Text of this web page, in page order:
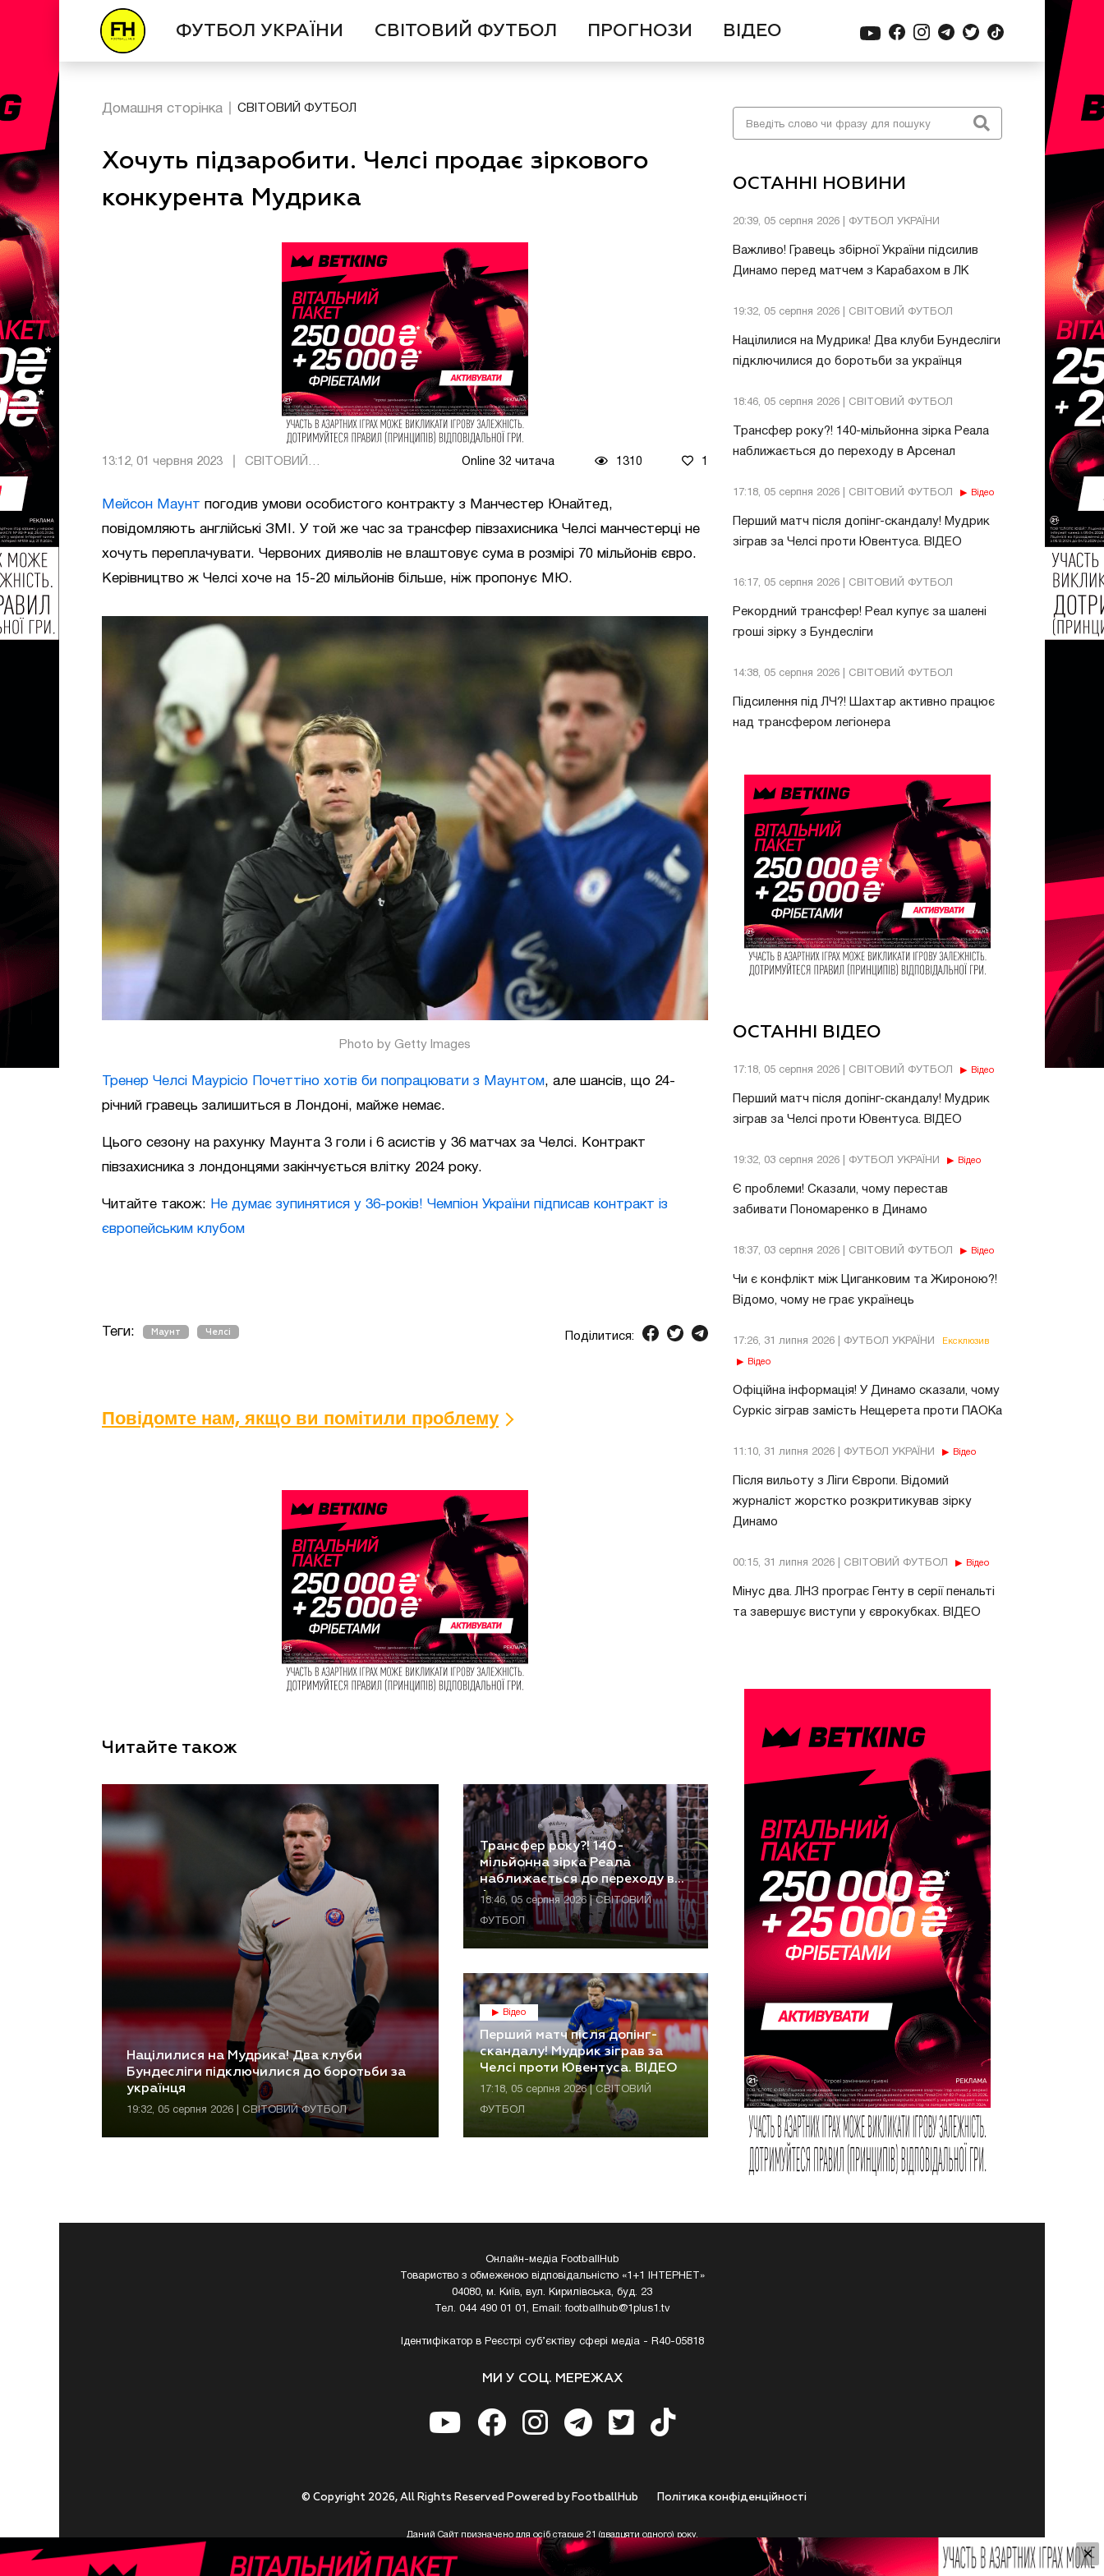
ФУТБОЛ УКРАЇНИ СВІТОВИЙ ФУТБОЛ ПРОГНОЗИ ВІДЕО
ОСТАННІ НОВИНИ
20:39, 05 серпня 2026 | ФУТБОЛ УКРАЇНИ
Важливо! Гравець збірної України підсилив
Динамо перед матчем з Карабахом в ЛК
19:32, 05 серпня 2026 | СВІТОВИЙ ФУТБОЛ
Націлилися на Мудрика! Два клуби Бундесліги
підключилися до боротьби за українця
18:46, 05 серпня 2026 | СВІТОВИЙ ФУТБОЛ
Трансфер року?! 140-мільйонна зірка Реала
наближається до переходу в Арсенал
17:18, 05 серпня 2026 | СВІТОВИЙ ФУТБОЛ Відео
Перший матч після допінг-скандалу! Мудрик
зіграв за Челсі проти Ювентуса. ВІДЕО
16:17, 05 серпня 2026 | СВІТОВИЙ ФУТБОЛ
Рекордний трансфер! Реал купує за шалені
гроші зірку з Бундесліги
14:38, 05 серпня 2026 | СВІТОВИЙ ФУТБОЛ
Підсилення під ЛЧ?! Шахтар активно працює
над трансфером легіонера
ОСТАННІ ВІДЕО
17:18, 05 серпня 2026 | СВІТОВИЙ ФУТБОЛ Відео
Перший матч після допінг-скандалу! Мудрик
зіграв за Челсі проти Ювентуса. ВІДЕО
19:32, 03 серпня 2026 | ФУТБОЛ УКРАЇНИ Відео
Є проблеми! Сказали, чому перестав
забивати Пономаренко в Динамо
18:37, 03 серпня 2026 | СВІТОВИЙ ФУТБОЛ Відео
Чи є конфлікт між Циганковим та Жироною?!
Відомо, чому не грає українець
17:26, 31 липня 2026 | ФУТБОЛ УКРАЇНИ Ексклюзив
Відео
Офіційна інформація! У Динамо сказали, чому
Суркіс зіграв замість Нещерета проти ПАОКа
11:10, 31 липня 2026 | ФУТБОЛ УКРАЇНИ Відео
Після вильоту з Ліги Європи. Відомий
журналіст жорстко розкритикував зірку
Динамо
00:15, 31 липня 2026 | СВІТОВИЙ ФУТБОЛ Відео
Мінус два. ЛНЗ програє Генту в серії пенальті
та завершує виступи у єврокубках. ВІДЕО
Домашня сторінка СВІТОВИЙ ФУТБОЛ
Хочуть підзаробити. Челсі продає зіркового
конкурента Мудрика
13:12, 01 червня 2023 Online 32 читача 1310 1
Мейсон Маунт погодив умови особистого контракту з Манчестер Юнайтед,
повідомляють англійські ЗМІ. У той же час за трансфер півзахисника Челсі манчестерці не
хочуть переплачувати. Червоних дияволів не влаштовує сума в розмірі 70 мільйонів євро.
Керівництво ж Челсі хоче на 15-20 мільйонів більше, ніж пропонує МЮ.
Photo by Getty Images
Тренер Челсі Маурісіо Почеттіно хотів би попрацювати з Маунтом, але шансів, що 24-
річний гравець залишиться в Лондоні, майже немає.
Цього сезону на рахунку Маунта 3 голи і 6 асистів у 36 матчах за Челсі. Контракт
півзахисника з лондонцями закінчується влітку 2024 року.
Читайте також: Не думає зупинятися у 36-років! Чемпіон України підписав контракт із
європейським клубом
Теги: Маунт Челсі Поділитися:
Повідомте нам, якщо ви помітили проблему
Читайте також
Націлилися на Мудрика! Два клуби
Бундесліги підключилися до боротьби за
українця
19:32, 05 серпня 2026 | СВІТОВИЙ ФУТБОЛ
Трансфер року?! 140-
мільйонна зірка Реала
наближається до переходу в
Арсенал
18:46, 05 серпня 2026 | СВІТОВИЙ
ФУТБОЛ
Відео
Перший матч після допінг-
скандалу! Мудрик зіграв за
Челсі проти Ювентуса. ВІДЕО
17:18, 05 серпня 2026 | СВІТОВИЙ
ФУТБОЛ
Онлайн-медіа FootballHub
Товариство з обмеженою відповідальністю «1+1 ІНТЕРНЕТ»
04080, м. Київ, вул. Кирилівська, буд. 23
Тел. 044 490 01 01, Email:footballhub@1plus1.tv
Ідентифікатор в Реєстрі суб’єктіву сфері медіа - R40-05818
МИ У СОЦ. МЕРЕЖАХ
Полiтика конфiденцiйностi
© Copyright 2026, All Rights Reserved Powered by FootballHub
Даний Сайт призначено для осіб старше 21 (двадцяти одного) року.
Приступаючи до використання https://footballhub.ua, Користувач цим підтверджує, що досяг 21-річного віку.
У разі , якщо Ви (Користувач) не досягли 21-річного віку - не розпочинайте або припиніть користування Сайтом.
×